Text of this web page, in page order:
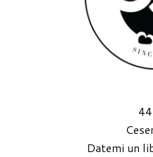
Datemi un